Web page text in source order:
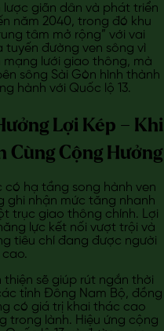
giãn dân và phát triển
năm 2040, trong đó khu
tâm mở rộng” với vai
đường ven sông vì
lưới giao thông, mà
sông Sài Gòn hình thành
hành với Quốc lộ 13.
Lợi Kép – Khi
Cùng Cộng Hưởng
có hạ tầng song hành ven
ghi nhận mức tăng nhanh
trục giao thông chính. Lợi
lực kết nối vượt trội và
tiêu chí đang được người
thiện sẽ giúp rút ngắn thời
tỉnh Đông Nam Bộ, đồng
có giá trị khai thác cao
trong lành. Hiệu ứng cộng